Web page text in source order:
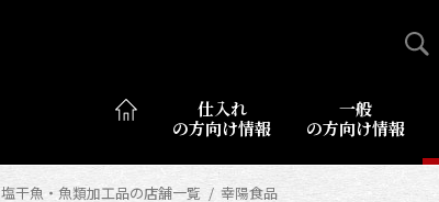
仕入れ
の方向け情報
一般
の方向け情報
塩干魚・魚類加工品の店舗一覧 幸陽食品